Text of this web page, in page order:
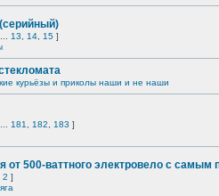
13 14 15 ]
курьёзы и приколы наши и не наши
181 182 183 ]
от 500-ваттного электровело с самым
2 ]